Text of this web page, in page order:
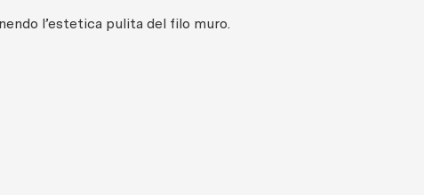
l’estetica pulita del filo muro.